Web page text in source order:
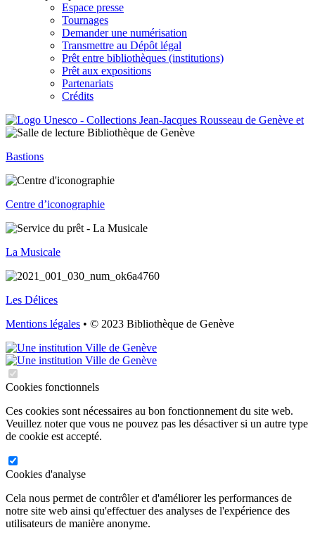
Espace presse
Tournages
Demander une numérisation
Transmettre au Dépôt légal
Prêt entre bibliothèques (institutions)
Prêt aux expositions
Partenariats
Crédits
Bastions
Centre d’iconographie
La Musicale
Les Délices
Mentions légales • © 2023 Bibliothèque de Genève
Cookies fonctionnels
Ces cookies sont nécessaires au bon fonctionnement du site web.
Veuillez noter que vous ne pouvez pas les désactiver si un autre type
de cookie est accepté.
Cookies d'analyse
Cela nous permet de contrôler et d'améliorer les performances de
notre site web ainsi qu'effectuer des analyses de l'expérience des
utilisateurs de manière anonyme.